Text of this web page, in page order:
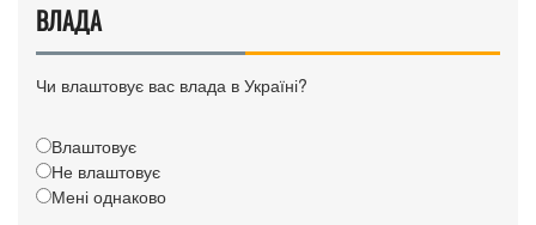
ВЛАДА
Чи влаштовує вас влада в Україні?
Влаштовує
Не влаштовує
Мені однаково